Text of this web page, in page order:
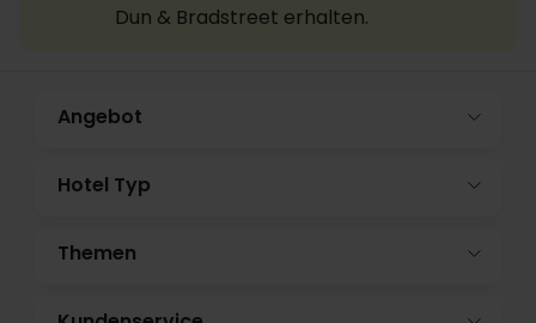
Dun & Bradstreet erhalten.
Angebot
Hotel Typ
Themen